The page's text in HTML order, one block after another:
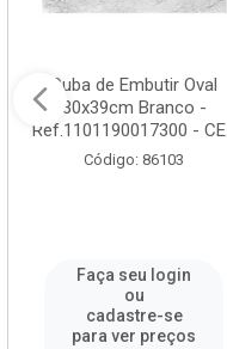
Cuba de Embutir Oval
30x39cm Branco -
Ref.1101190017300 - CE...
Código: 86103
Faça seu login
ou
cadastre-se
para ver preços